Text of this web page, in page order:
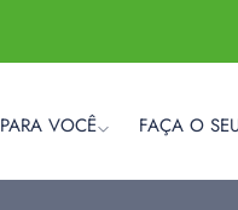
PARA VOCÊ FAÇA O